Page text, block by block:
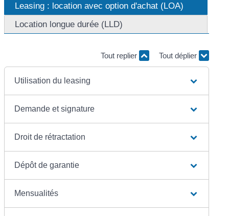
Leasing : location avec option d'achat (LOA)
Location longue durée (LLD)
Tout replier Tout déplier
Utilisation du leasing
Demande et signature
Droit de rétractation
Dépôt de garantie
Mensualités